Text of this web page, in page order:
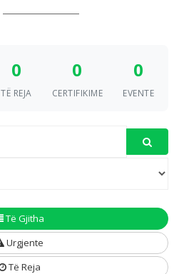
0
TË REJA
0
CERTIFIKIME
0
EVENTE
Të Gjitha
Urgjente
Të Reja